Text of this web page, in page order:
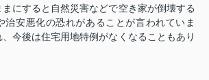
にすると自然災害などで空き家が倒壊する
治安悪化の恐れがあることが言われていま
今後は住宅用地特例がなくなることもあり